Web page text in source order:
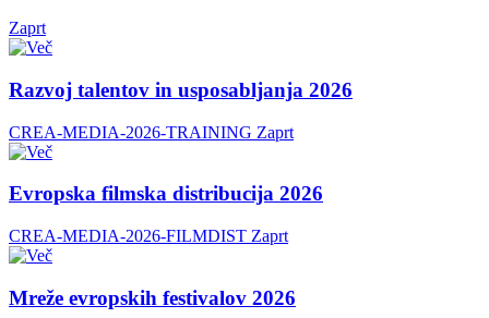
Zaprt
Razvoj talentov in usposabljanja 2026
CREA-MEDIA-2026-TRAINING Zaprt
Evropska filmska distribucija 2026
CREA-MEDIA-2026-FILMDIST Zaprt
Mreže evropskih festivalov 2026